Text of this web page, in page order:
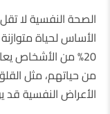
الصحة النفسية لا
الأساس لحياة
20% من الأشخاص
من حياتهم، مثل
الأعراض النفسية